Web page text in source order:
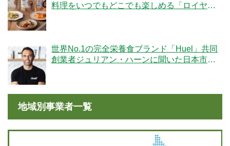
料理をいつでもどこでも楽しめる「ロイヤル
世界No.1の完全栄養食ブランド「Huel」共同
創業者ジュリアン・ハーンに聞いた日本市場
地域別事業者一覧